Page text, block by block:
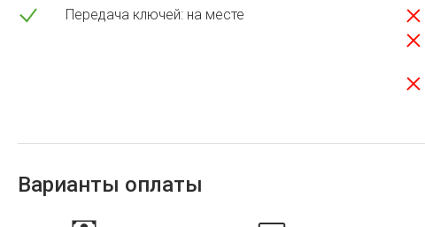
Передача ключей: на месте
Варианты оплаты